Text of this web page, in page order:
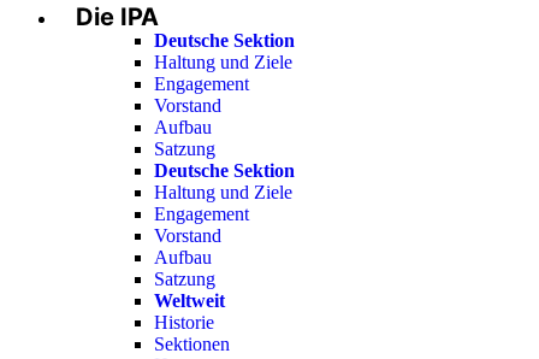
Menu
Die IPA
Deutsche Sektion
Haltung und Ziele
Engagement
Vorstand
Aufbau
Satzung
Deutsche Sektion
Haltung und Ziele
Engagement
Vorstand
Aufbau
Satzung
Weltweit
Historie
Sektionen